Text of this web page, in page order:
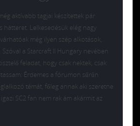
aktívabb tagjai készítettek pár
hátteret. Lelkesedésük elég nagy
még ilyen szép alkotások,
Szóval a Starcraft II Hungary nevében
feladat, hogy csak nektek, csak
Érdemes a fórumon sűrűn
témát, főleg annak aki szeretne
SC2 fan nem rak ám akármit az